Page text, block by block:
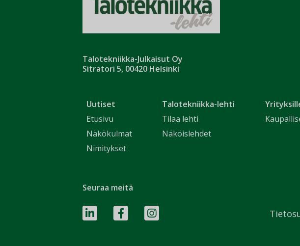
Talotekniikka-Julkaisut Oy
Sitratori 5, 00420 Helsinki
Uutiset
Etusivu
Näkökulmat
Nimitykset
Talotekniikka-lehti
Tilaa lehti
Näköislehdet
Seuraa meitä